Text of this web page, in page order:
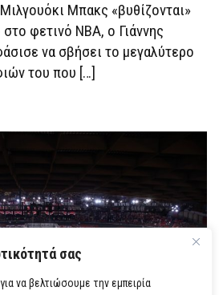
σας
να βελτιώσουμε την εμπειρία
ΌΛΕΣ
ΦΩΤΟΓΡΑΦΊΕΣ
ΜΕ
ΤΗ
ΦΑΝΈΛΑ
Μπακς «βυθίζονται»
φετινό NBA, ο Γιάννης
να σβήσει το μεγαλύτερο
του που […]